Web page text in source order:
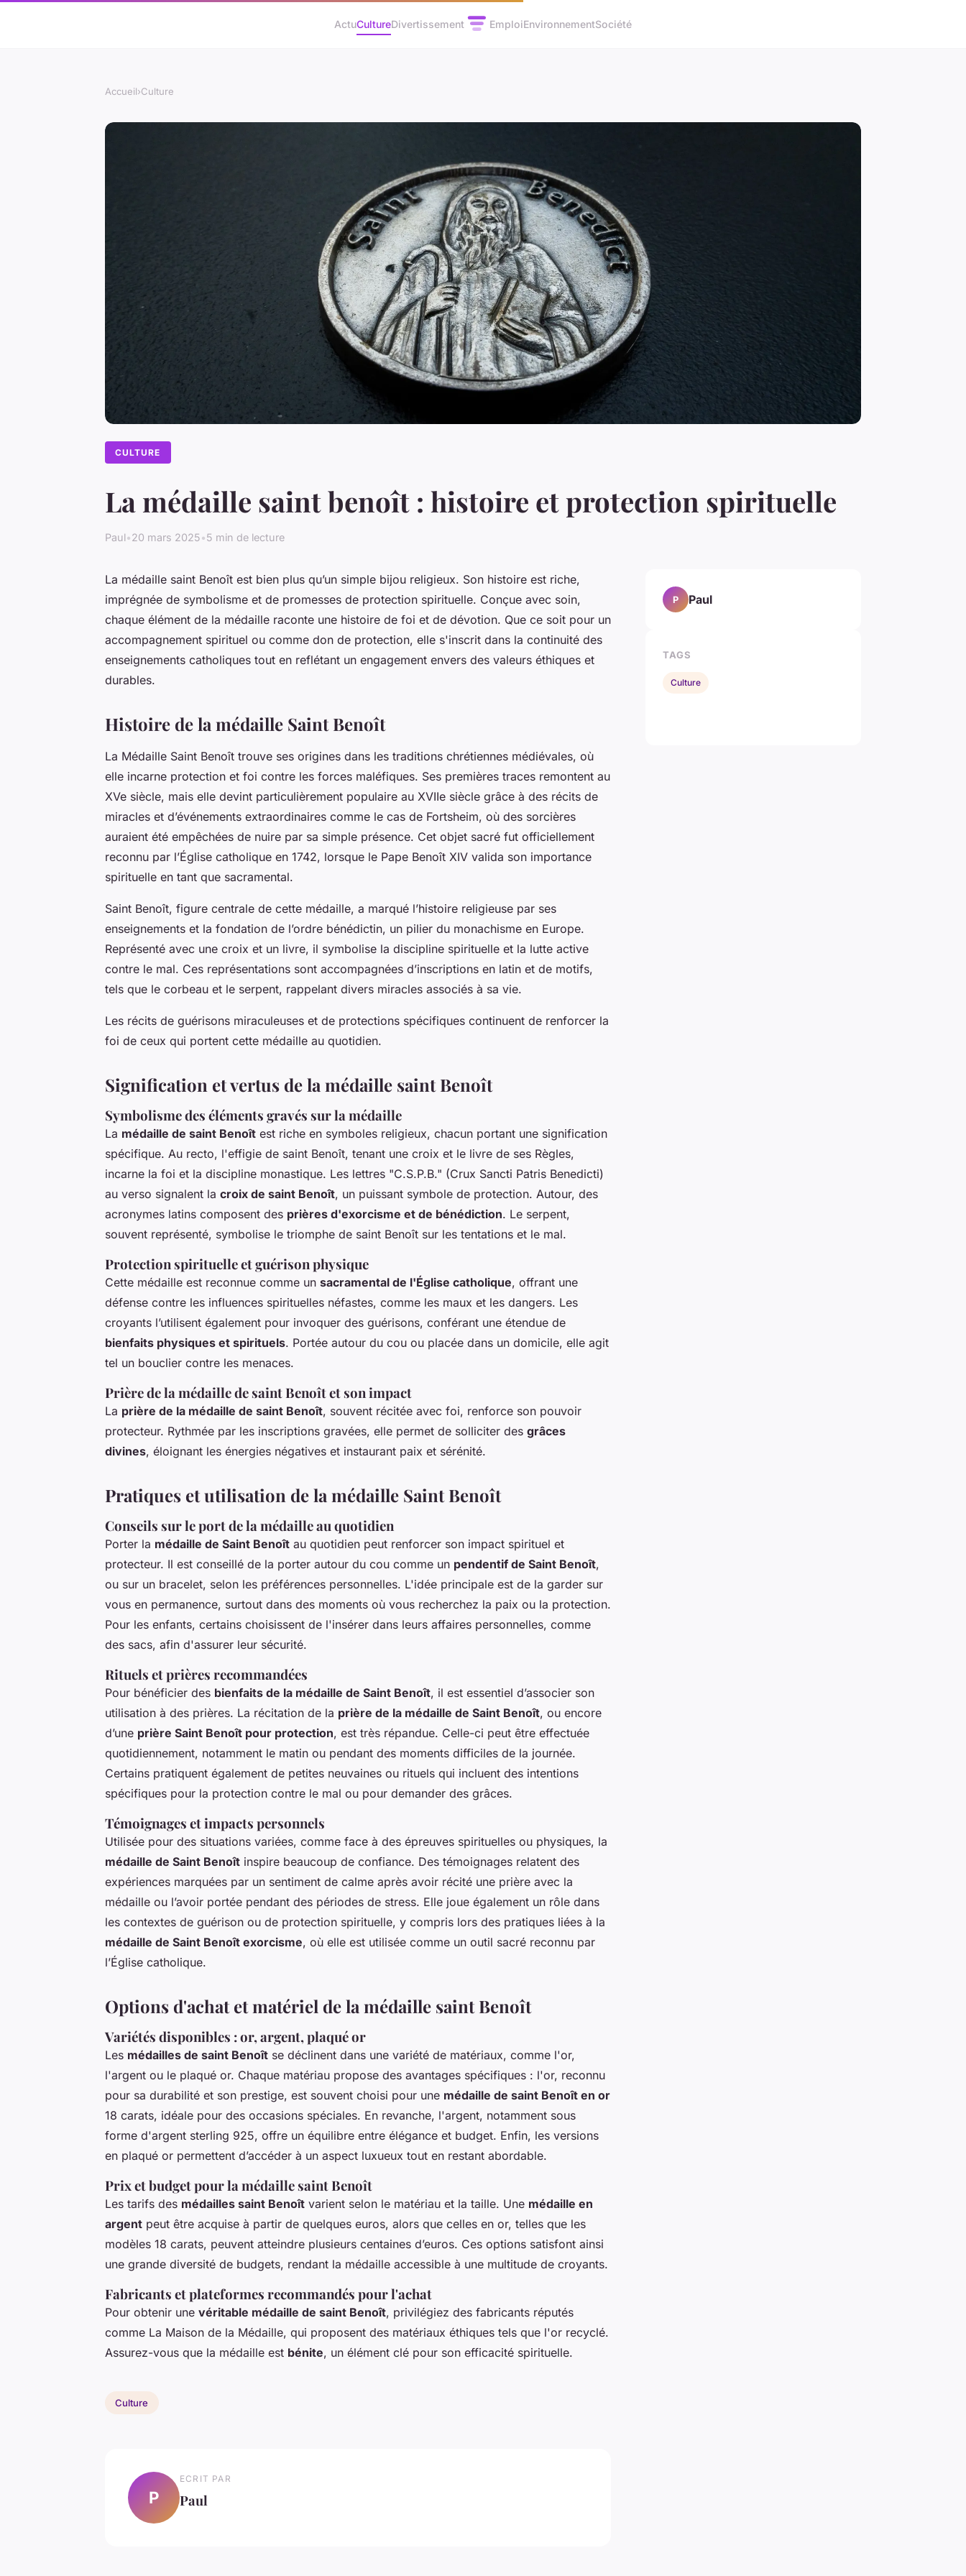
ActuCultureDivertissement EmploiEnvironnementSociété
Accueil›Culture
CULTURE
La médaille saint benoît : histoire et protection spirituelle
Paul•20 mars 2025•5 min de lecture
La médaille saint Benoît est bien plus qu’un simple bijou religieux. Son histoire est riche,
imprégnée de symbolisme et de promesses de protection spirituelle. Conçue avec soin,
chaque élément de la médaille raconte une histoire de foi et de dévotion. Que ce soit pour un
accompagnement spirituel ou comme don de protection, elle s'inscrit dans la continuité des
enseignements catholiques tout en reflétant un engagement envers des valeurs éthiques et
durables.
Histoire de la médaille Saint Benoît
La Médaille Saint Benoît trouve ses origines dans les traditions chrétiennes médiévales, où
elle incarne protection et foi contre les forces maléfiques. Ses premières traces remontent au
XVe siècle, mais elle devint particulièrement populaire au XVIIe siècle grâce à des récits de
miracles et d’événements extraordinaires comme le cas de Fortsheim, où des sorcières
auraient été empêchées de nuire par sa simple présence. Cet objet sacré fut officiellement
reconnu par l’Église catholique en 1742, lorsque le Pape Benoît XIV valida son importance
spirituelle en tant que sacramental.
Saint Benoît, figure centrale de cette médaille, a marqué l’histoire religieuse par ses
enseignements et la fondation de l’ordre bénédictin, un pilier du monachisme en Europe.
Représenté avec une croix et un livre, il symbolise la discipline spirituelle et la lutte active
contre le mal. Ces représentations sont accompagnées d’inscriptions en latin et de motifs,
tels que le corbeau et le serpent, rappelant divers miracles associés à sa vie.
Les récits de guérisons miraculeuses et de protections spécifiques continuent de renforcer la
foi de ceux qui portent cette médaille au quotidien.
Signification et vertus de la médaille saint Benoît
Symbolisme des éléments gravés sur la médaille
La médaille de saint Benoît est riche en symboles religieux, chacun portant une signification
spécifique. Au recto, l'effigie de saint Benoît, tenant une croix et le livre de ses Règles,
incarne la foi et la discipline monastique. Les lettres "C.S.P.B." (Crux Sancti Patris Benedicti)
au verso signalent la croix de saint Benoît, un puissant symbole de protection. Autour, des
acronymes latins composent des prières d'exorcisme et de bénédiction. Le serpent,
souvent représenté, symbolise le triomphe de saint Benoît sur les tentations et le mal.
Protection spirituelle et guérison physique
Cette médaille est reconnue comme un sacramental de l'Église catholique, offrant une
défense contre les influences spirituelles néfastes, comme les maux et les dangers. Les
croyants l’utilisent également pour invoquer des guérisons, conférant une étendue de
bienfaits physiques et spirituels. Portée autour du cou ou placée dans un domicile, elle agit
tel un bouclier contre les menaces.
Prière de la médaille de saint Benoît et son impact
La prière de la médaille de saint Benoît, souvent récitée avec foi, renforce son pouvoir
protecteur. Rythmée par les inscriptions gravées, elle permet de solliciter des grâces
divines, éloignant les énergies négatives et instaurant paix et sérénité.
Pratiques et utilisation de la médaille Saint Benoît
Conseils sur le port de la médaille au quotidien
Porter la médaille de Saint Benoît au quotidien peut renforcer son impact spirituel et
protecteur. Il est conseillé de la porter autour du cou comme un pendentif de Saint Benoît,
ou sur un bracelet, selon les préférences personnelles. L'idée principale est de la garder sur
vous en permanence, surtout dans des moments où vous recherchez la paix ou la protection.
Pour les enfants, certains choisissent de l'insérer dans leurs affaires personnelles, comme
des sacs, afin d'assurer leur sécurité.
Rituels et prières recommandées
Pour bénéficier des bienfaits de la médaille de Saint Benoît, il est essentiel d’associer son
utilisation à des prières. La récitation de la prière de la médaille de Saint Benoît, ou encore
d’une prière Saint Benoît pour protection, est très répandue. Celle-ci peut être effectuée
quotidiennement, notamment le matin ou pendant des moments difficiles de la journée.
Certains pratiquent également de petites neuvaines ou rituels qui incluent des intentions
spécifiques pour la protection contre le mal ou pour demander des grâces.
Témoignages et impacts personnels
Utilisée pour des situations variées, comme face à des épreuves spirituelles ou physiques, la
médaille de Saint Benoît inspire beaucoup de confiance. Des témoignages relatent des
expériences marquées par un sentiment de calme après avoir récité une prière avec la
médaille ou l’avoir portée pendant des périodes de stress. Elle joue également un rôle dans
les contextes de guérison ou de protection spirituelle, y compris lors des pratiques liées à la
médaille de Saint Benoît exorcisme, où elle est utilisée comme un outil sacré reconnu par
l’Église catholique.
Options d'achat et matériel de la médaille saint Benoît
Variétés disponibles : or, argent, plaqué or
Les médailles de saint Benoît se déclinent dans une variété de matériaux, comme l'or,
l'argent ou le plaqué or. Chaque matériau propose des avantages spécifiques : l'or, reconnu
pour sa durabilité et son prestige, est souvent choisi pour une médaille de saint Benoît en or
18 carats, idéale pour des occasions spéciales. En revanche, l'argent, notamment sous
forme d'argent sterling 925, offre un équilibre entre élégance et budget. Enfin, les versions
en plaqué or permettent d’accéder à un aspect luxueux tout en restant abordable.
Prix et budget pour la médaille saint Benoît
Les tarifs des médailles saint Benoît varient selon le matériau et la taille. Une médaille en
argent peut être acquise à partir de quelques euros, alors que celles en or, telles que les
modèles 18 carats, peuvent atteindre plusieurs centaines d’euros. Ces options satisfont ainsi
une grande diversité de budgets, rendant la médaille accessible à une multitude de croyants.
Fabricants et plateformes recommandés pour l'achat
Pour obtenir une véritable médaille de saint Benoît, privilégiez des fabricants réputés
comme La Maison de la Médaille, qui proposent des matériaux éthiques tels que l'or recyclé.
Assurez-vous que la médaille est bénite, un élément clé pour son efficacité spirituelle.
Culture
P
ECRIT PAR
Paul
P Paul
TAGS
Culture